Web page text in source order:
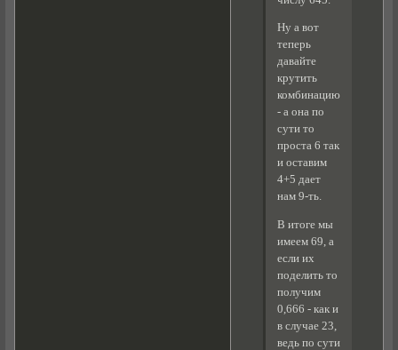
Ну а вот
теперь
давайте
крутить
комбинацию
- а она по
сути то
проста 6 так
и оставим
4+5 дает
нам 9-ть.
В итоге мы
имеем 69, а
если их
поделить то
получим
0,666 - как и
в случае 23,
ведь по сути